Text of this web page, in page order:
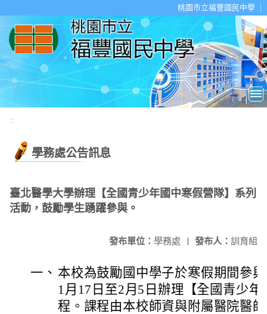
桃園市立福豐國民中學
:::
學務處公告訊息
臺北醫學大學辦理【全國青少年國中寒假營隊】系列
活動，鼓勵學生踴躍參與。
發布人： 訓育組
發布單位： 學務處 |
一、 本校為鼓勵國中學子於寒假期間參
1月17日至2月5日辦理【全國青少
程。課程由本校師資與附屬醫院醫